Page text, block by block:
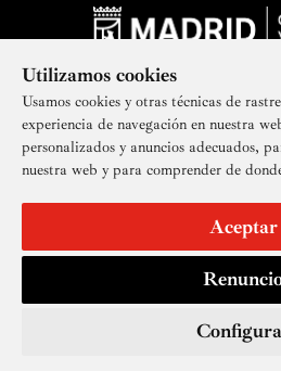
Utilizamos cookies
Usamos cookies y otras técnicas de
experiencia de navegación en nuestra
personalizados y anuncios adecuados,
nuestra web y para comprender de
Aceptar
Suscríbete a
AccesibilidadDerechos
Política de privacidad